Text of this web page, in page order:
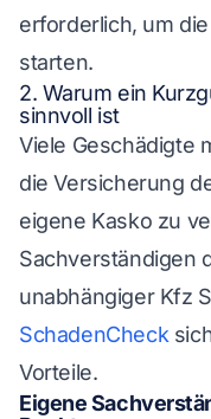
erforderlich, um
starten.
2. Warum ein
sinnvoll ist
Viele Geschädigte
die Versicherung
eigene Kasko zu
Sachverständigen
unabhängiger Kfz
SchadenCheck
Vorteile.
Eigene